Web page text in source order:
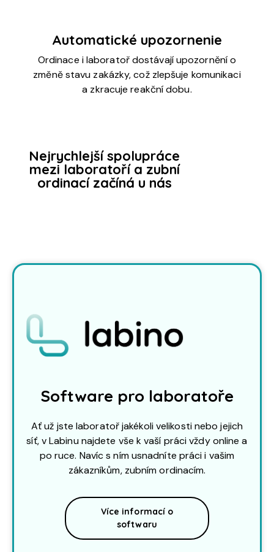
Automatické upozornenie
Ordinace i laboratoř dostávají upozornění o
změně stavu zakázky, což zlepšuje komunikaci
a zkracuje reakční dobu.
Nejrychlejší spolupráce
mezi laboratoří a zubní
ordinací začíná u nás
Software pro laboratoře
Ať už jste laboratoř jakékoli velikosti nebo jejich
síť, v Labinu najdete vše k vaší práci vždy online a
po ruce. Navíc s ním usnadníte práci i vašim
zákazníkům, zubním ordinacím.
Více informací o
softwaru